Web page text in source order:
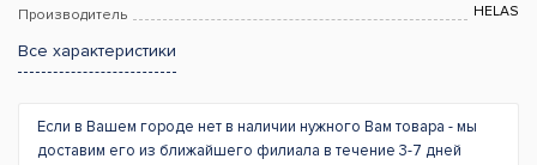
Производитель HELAS
Все характеристики
Если в Вашем городе нет в наличии нужного Вам товара - мы
доставим его из ближайшего филиала в течение 3-7 дней